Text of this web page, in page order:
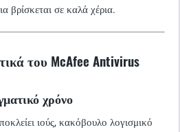
βρίσκεται σε καλά χέρια.
του McAfee Antivirus
χρόνο
ιούς, κακόβουλο λογισμικό